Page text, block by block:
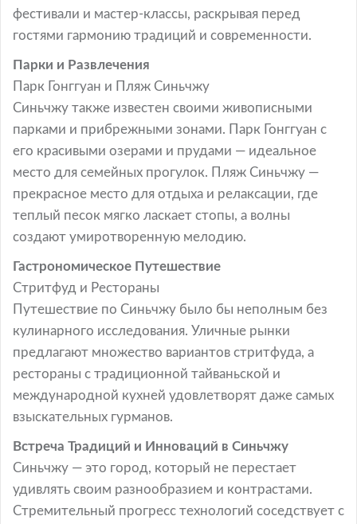
фестивали и мастер-классы, раскрывая перед
гостями гармонию традиций и современности.
Парки и Развлечения
Парк Гонггуан и Пляж Синьчжу
Синьчжу также известен своими живописными
парками и прибрежными зонами. Парк Гонггуан с
его красивыми озерами и прудами — идеальное
место для семейных прогулок. Пляж Синьчжу —
прекрасное место для отдыха и релаксации, где
теплый песок мягко ласкает стопы, а волны
создают умиротворенную мелодию.
Гастрономическое Путешествие
Стритфуд и Рестораны
Путешествие по Синьчжу было бы неполным без
кулинарного исследования. Уличные рынки
предлагают множество вариантов стритфуда, а
рестораны с традиционной тайваньской и
международной кухней удовлетворят даже самых
взыскательных гурманов.
Встреча Традиций и Инноваций в Синьчжу
Синьчжу — это город, который не перестает
удивлять своим разнообразием и контрастами.
Стремительный прогресс технологий соседствует с